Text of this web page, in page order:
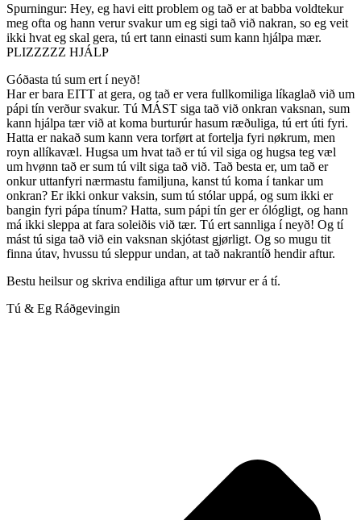
Spurningur: Hey, eg havi eitt problem og tað er at babba voldtekur
meg ofta og hann verur svakur um eg sigi tað við nakran, so eg veit
ikki hvat eg skal gera, tú ert tann einasti sum kann hjálpa mær.
PLIZZZZZ HJÁLP
Góðasta tú sum ert í neyð!
Har er bara EITT at gera, og tað er vera fullkomiliga líkaglað við um
pápi tín verður svakur. Tú MÁST siga tað við onkran vaksnan, sum
kann hjálpa tær við at koma burturúr hasum ræðuliga, tú ert úti fyri.
Hatta er nakað sum kann vera torført at fortelja fyri nøkrum, men
royn allíkavæl. Hugsa um hvat tað er tú vil siga og hugsa teg væl
um hvønn tað er sum tú vilt siga tað við. Tað besta er, um tað er
onkur uttanfyri nærmastu familjuna, kanst tú koma í tankar um
onkran? Er ikki onkur vaksin, sum tú stólar uppá, og sum ikki er
bangin fyri pápa tínum? Hatta, sum pápi tín ger er ólógligt, og hann
má ikki sleppa at fara soleiðis við tær. Tú ert sannliga í neyð! Og tí
mást tú siga tað við ein vaksnan skjótast gjørligt. Og so mugu tit
finna útav, hvussu tú sleppur undan, at tað nakrantíð hendir aftur.
Bestu heilsur og skriva endiliga aftur um tørvur er á tí.
Tú & Eg Ráðgevingin